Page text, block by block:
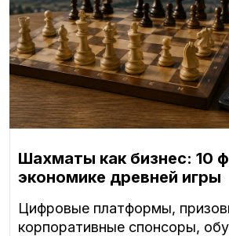
Шахматы как бизнес: 10
экономике древней игры
Цифровые платформы,
корпоративные спонсоры,